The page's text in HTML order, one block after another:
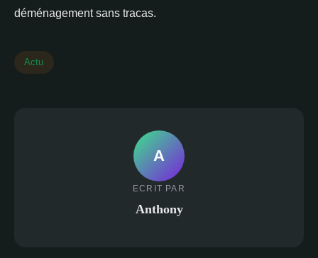
déménagement sans tracas.
Actu
A
ECRIT PAR
Anthony